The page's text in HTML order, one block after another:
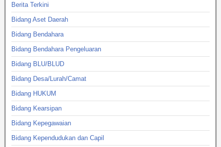
Berita Terkini
Bidang Aset Daerah
Bidang Bendahara
Bidang Bendahara Pengeluaran
Bidang BLU/BLUD
Bidang Desa/Lurah/Camat
Bidang HUKUM
Bidang Kearsipan
Bidang Kepegawaian
Bidang Kependudukan dan Capil